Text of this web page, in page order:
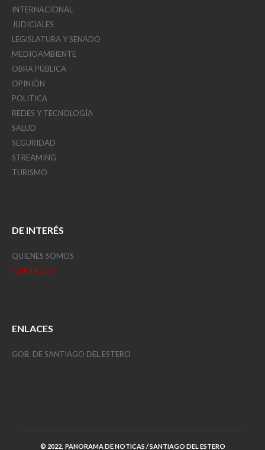
INTERNACIONAL
JUDICIALES
LEGISLATURA Y SENADO
MEDIOAMBIENTE
OBRA PÚBLICA
OPINIÓN
POLITICA
REDES Y TECNOLOGÍA
SALUD
SEGURIDAD
STREAMING
TURISMO
DE INTERÉS
QUIENES SOMOS
CONTACTO
ENLACES
GOB. DE SANTIAGO DEL ESTERO
© 2022, PANORAMA DE NOTICAS / SANTIAGO DEL ESTERO